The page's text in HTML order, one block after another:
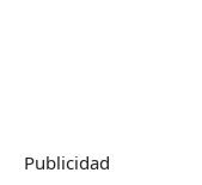
Publicidad